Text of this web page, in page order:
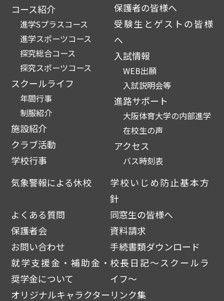
コース紹介
進学Sプラスコース
進学スポーツコース
探究総合コース
探究スポーツコース
スクールライフ
年間行事
制服紹介
施設紹介
クラブ活動
学校行事
保護者の皆様へ
受験生とゲストの皆様
へ
入試情報
WEB出願
入試説明会等
進路サポート
大阪体育大学の内部進学
在校生の声
アクセス
バス時刻表
気象警報による休校
学校いじめ防止基本方
針
よくある質問
同窓生の皆様へ
保護者会
資料請求
お問い合わせ
手続書類ダウンロード
就学支援金・補助金・
奨学金について
校長日記～スクールラ
イフ～
オリジナルキャラクター リンク集